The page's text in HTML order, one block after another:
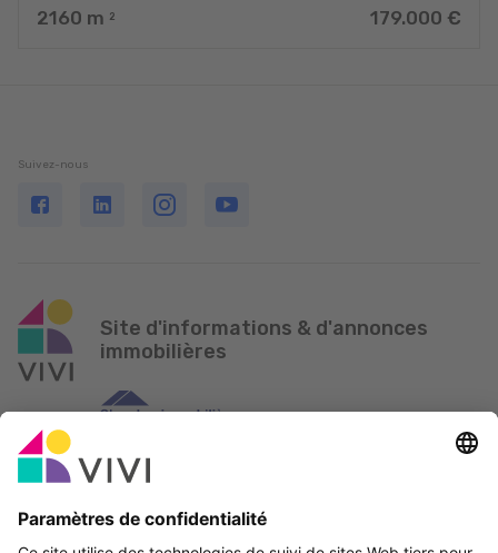
2160 m 2 179.000 €
Suivez-nous
Site d'informations & d'annonces
immobilières